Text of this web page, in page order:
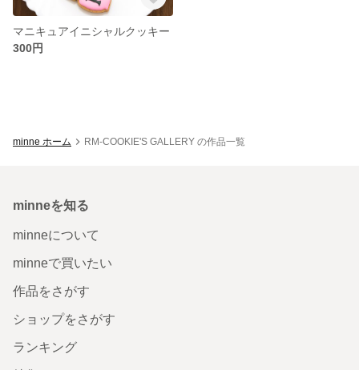
マニキュアイニシャルクッキー
300円
minne ホーム RM-COOKIE'S GALLERY の作品一覧
minneを知る
minneについて
minneで買いたい
作品をさがす
ショップをさがす
ランキング